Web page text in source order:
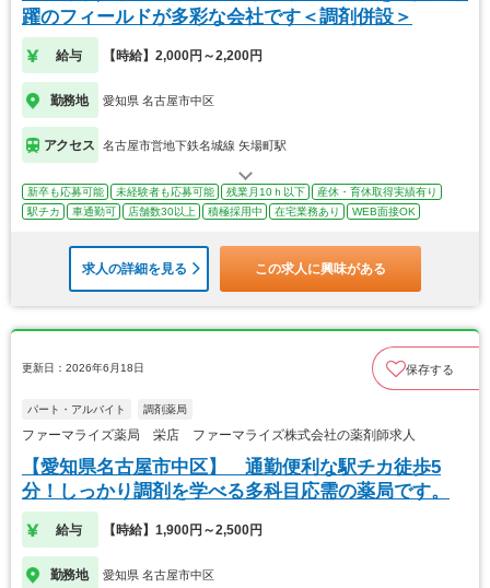
躍のフィールドが多彩な会社です＜調剤併設＞
給与 【時給】2,000円～2,200円
勤務地 愛知県 名古屋市中区
アクセス 名古屋市営地下鉄名城線 矢場町駅
新卒も応募可能 未経験者も応募可能 残業月10ｈ以下
産休・育休取得実績有り
駅チカ
車通勤可 店舗数30以上 積極採用中 在宅業務あり WEB面接OK
求人の詳細を見る この求人に興味がある
更新日：2026年6月18日 保存する
パート・アルバイト 調剤薬局
ファーマライズ薬局 栄店 ファーマライズ株式会社の薬剤師求人
【愛知県名古屋市中区】 通勤便利な駅チカ徒歩5
分！しっかり調剤を学べる多科目応需の薬局です。
給与 【時給】1,900円～2,500円
勤務地 愛知県 名古屋市中区